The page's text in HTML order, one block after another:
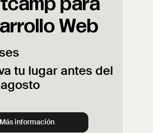
Web
tu lugar antes del
Más información